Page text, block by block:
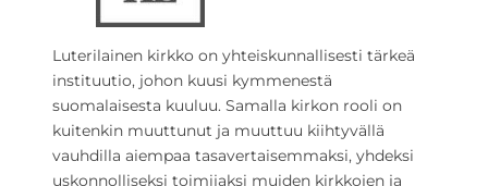
Luterilainen kirkko on yhteiskunnallisesti tärkeä
instituutio, johon kuusi kymmenestä
suomalaisesta kuuluu. Samalla kirkon rooli on
kuitenkin muuttunut ja muuttuu kiihtyvällä
vauhdilla aiempaa tasavertaisemmaksi, yhdeksi
uskonnolliseksi toimijaksi muiden kirkkojen ja